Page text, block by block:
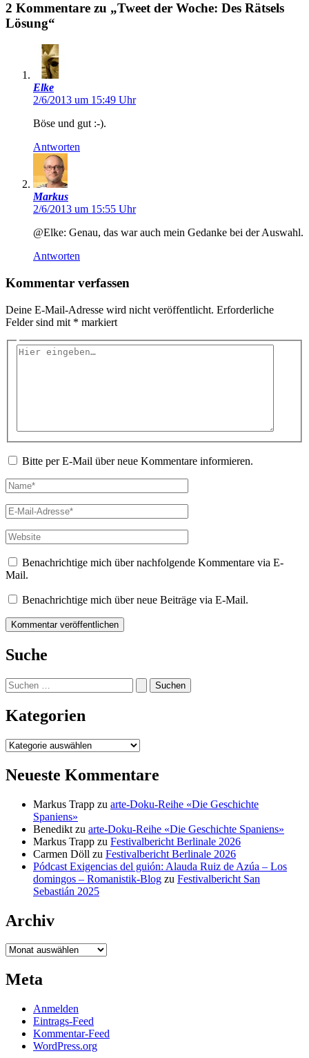
2 Kommentare zu „Tweet der Woche: Des Rätsels
Lösung“
Elke
2/6/2013 um 15:49 Uhr
Böse und gut :-).
Antworten
Markus
2/6/2013 um 15:55 Uhr
@Elke: Genau, das war auch mein Gedanke bei der Auswahl.
Antworten
Kommentar verfassen
Deine E-Mail-Adresse wird nicht veröffentlicht. Erforderliche
Felder sind mit * markiert
Hier
Bitte per E-Mail über neue Kommentare informieren.
Name*
E-
Mail-
Adresse*
Website
Benachrichtige mich über nachfolgende Kommentare via E-
Mail.
Benachrichtige mich über neue Beiträge via E-Mail.
Suche
Suchen
nach:
Kategorien
Kategorien
Neueste Kommentare
Markus Trapp zu arte-Doku-Reihe «Die Geschichte
Spaniens»
Benedikt zu arte-Doku-Reihe «Die Geschichte Spaniens»
Markus Trapp zu Festivalbericht Berlinale 2026
Carmen Döll zu Festivalbericht Berlinale 2026
Pódcast Exigencias del guión: Alauda Ruiz de Azúa – Los
domingos – Romanistik-Blog zu Festivalbericht San
Sebastián 2025
Archiv
Archiv
Meta
Anmelden
Eintrags-Feed
Kommentar-Feed
WordPress.org